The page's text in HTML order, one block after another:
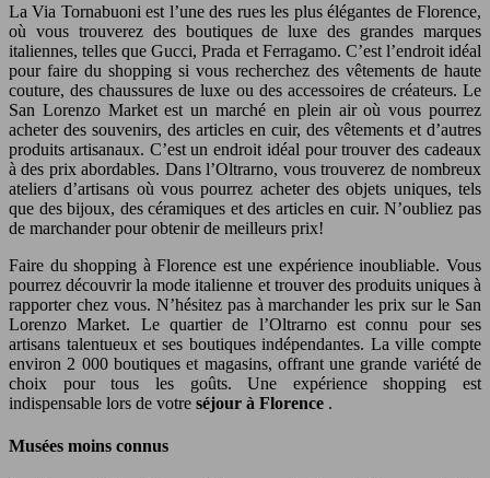
La Via Tornabuoni est l’une des rues les plus élégantes de Florence,
où vous trouverez des boutiques de luxe des grandes marques
italiennes, telles que Gucci, Prada et Ferragamo. C’est l’endroit idéal
pour faire du shopping si vous recherchez des vêtements de haute
couture, des chaussures de luxe ou des accessoires de créateurs. Le
San Lorenzo Market est un marché en plein air où vous pourrez
acheter des souvenirs, des articles en cuir, des vêtements et d’autres
produits artisanaux. C’est un endroit idéal pour trouver des cadeaux
à des prix abordables. Dans l’Oltrarno, vous trouverez de nombreux
ateliers d’artisans où vous pourrez acheter des objets uniques, tels
que des bijoux, des céramiques et des articles en cuir. N’oubliez pas
de marchander pour obtenir de meilleurs prix!
Faire du shopping à Florence est une expérience inoubliable. Vous
pourrez découvrir la mode italienne et trouver des produits uniques à
rapporter chez vous. N’hésitez pas à marchander les prix sur le San
Lorenzo Market. Le quartier de l’Oltrarno est connu pour ses
artisans talentueux et ses boutiques indépendantes. La ville compte
environ 2 000 boutiques et magasins, offrant une grande variété de
choix pour tous les goûts. Une expérience shopping est
indispensable lors de votre séjour à Florence .
Musées moins connus